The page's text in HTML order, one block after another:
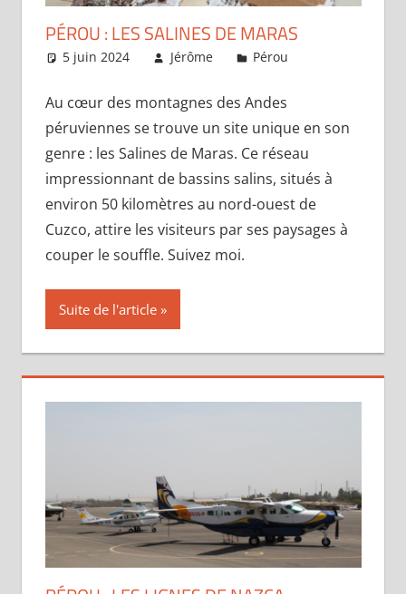
PÉROU : LES SALINES DE MARAS
5 juin 2024 Jérôme Pérou
Au cœur des montagnes des Andes
péruviennes se trouve un site unique en son
genre : les Salines de Maras. Ce réseau
impressionnant de bassins salins, situés à
environ 50 kilomètres au nord-ouest de
Cuzco, attire les visiteurs par ses paysages à
couper le souffle. Suivez moi.
Suite de l'article